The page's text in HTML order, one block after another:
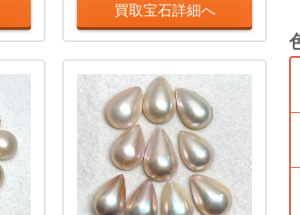
買取宝石詳細へ